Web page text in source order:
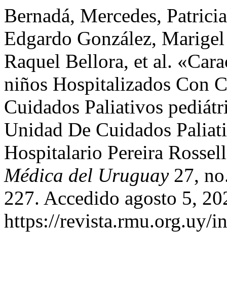
Bernadá, Mercedes,
Edgardo González,
Raquel Bellora, et al.
niños Hospitalizados Con
Cuidados Paliativos
Unidad De Cuidados
Hospitalario Pereira
Médica del Uruguay27,
227. Accedido agosto 5,
https://revista.rmu.org.uy/